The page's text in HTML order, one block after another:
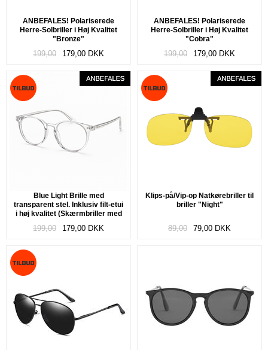
ANBEFALES! Polariserede
Herre-Solbriller i Høj Kvalitet
"Bronze"
199,00 179,00 DKK
ANBEFALES! Polariserede
Herre-Solbriller i Høj Kvalitet
"Cobra"
199,00 179,00 DKK
Blue Light Brille med
transparent stel. Inklusiv filt-etui
i høj kvalitet (Skærmbriller med
199,00 179,00 DKK
Klips-på/Vip-op Natkørebriller til
briller "Night"
89,00 79,00 DKK